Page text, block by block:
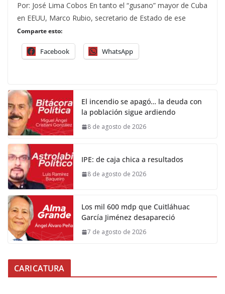
Por: José Lima Cobos En tanto el “gusano” mayor de Cuba
en EEUU, Marco Rubio, secretario de Estado de ese
Comparte esto:
Facebook WhatsApp
El incendio se apagó… la deuda con
la población sigue ardiendo
8 de agosto de 2026
IPE: de caja chica a resultados
8 de agosto de 2026
Los mil 600 mdp que Cuitláhuac
García Jiménez desapareció
7 de agosto de 2026
CARICATURA